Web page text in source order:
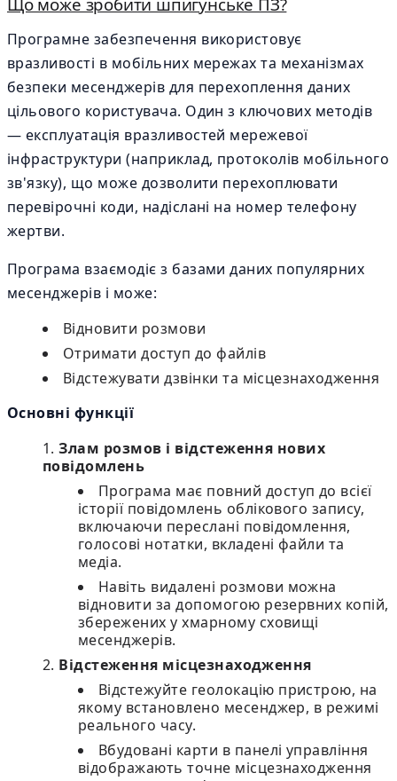
Програмне забезпечення використовує
вразливості в мобільних мережах та механізмах
безпеки месенджерів для перехоплення даних
цільового користувача. Один з ключових методів
— експлуатація вразливостей мережевої
інфраструктури (наприклад, протоколів мобільного
зв'язку), що може дозволити перехоплювати
перевірочні коди, надіслані на номер телефону
жертви.
Програма взаємодіє з базами даних популярних
месенджерів і може:
Відновити розмови
Отримати доступ до файлів
Відстежувати дзвінки та місцезнаходження
Основні функції
Злам розмов і відстеження нових
повідомлень
Програма має повний доступ до всієї
історії повідомлень облікового запису,
включаючи переслані повідомлення,
голосові нотатки, вкладені файли та
медіа.
Навіть видалені розмови можна
відновити за допомогою резервних копій,
збережених у хмарному сховищі
месенджерів.
Відстеження місцезнаходження
Відстежуйте геолокацію пристрою, на
якому встановлено месенджер, в режимі
реального часу.
Вбудовані карти в панелі управління
відображають точне місцезнаходження